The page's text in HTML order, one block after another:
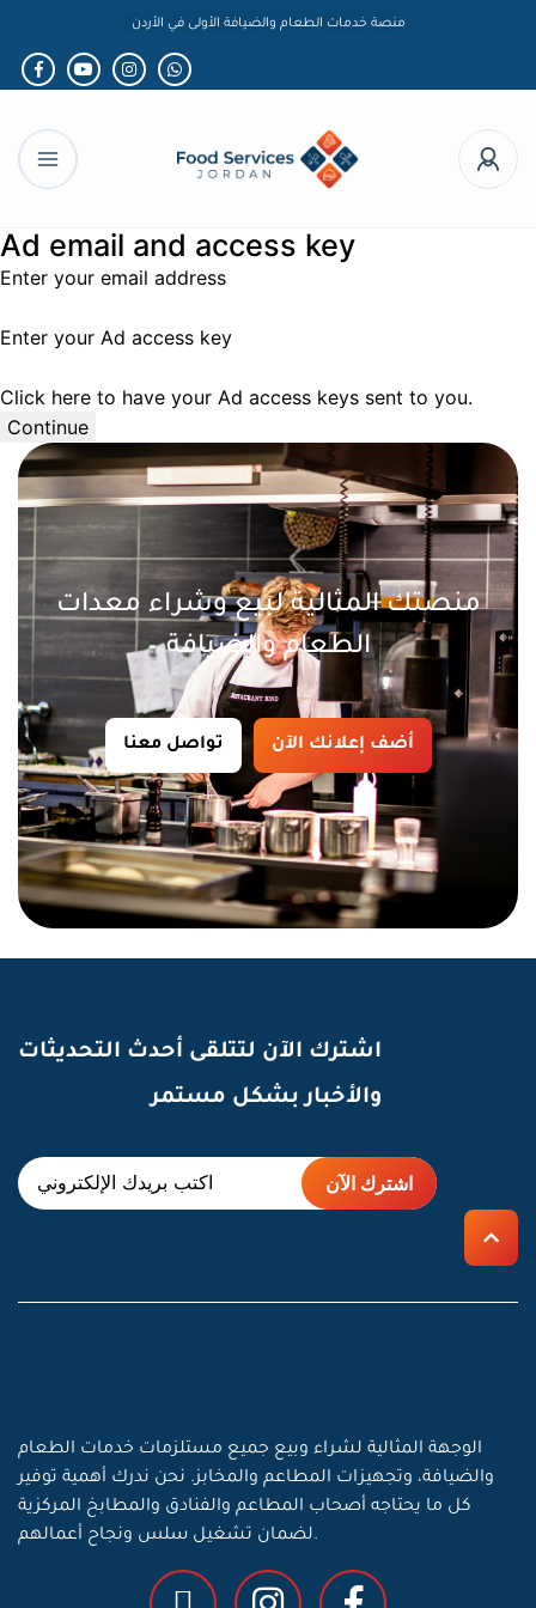
منصة خدمات الطعام والضيافة الأولى في الأردن
Ad email and access key
Enter your email address
Enter your Ad access key
Click here to have your Ad access keys sent to you.
منصتك المثالية لبيع وشراء معدات
الطعام والضيافة
تواصل معنا أضف إعلانك الآن
اشترك الآن لتتلقى أحدث التحديثات
والأخبار بشكل مستمر
الوجهة المثالية لشراء وبيع جميع مستلزمات خدمات الطعام
والضيافة، وتجهيزات المطاعم والمخابز. نحن ندرك أهمية توفير
كل ما يحتاجه أصحاب المطاعم والفنادق والمطابخ المركزية
لضمان تشغيل سلس ونجاح أعمالهم.